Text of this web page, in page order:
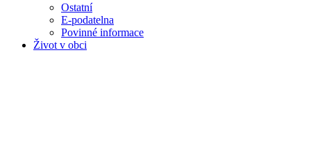
Ostatní
E-podatelna
Povinné informace
Život v obci